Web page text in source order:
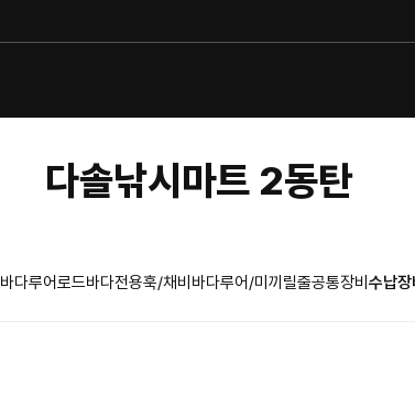
다솔낚시마트 2동탄
바다루어로드바다전용훅/채비 바다루어/미끼 릴줄공통장비 수납장